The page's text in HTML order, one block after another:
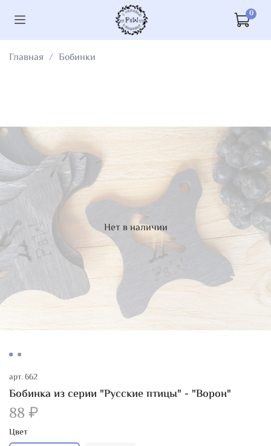
0
Главная Бобинки
Нет в наличии
арт.662
Бобинка из серии "Русские птицы" - "Ворон"
88 ₽
Цвет